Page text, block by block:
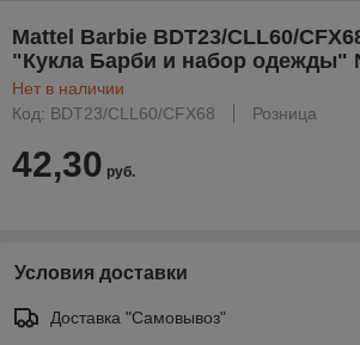
Mattel Barbie BDT23/CLL60/
"Кукла Барби и набор
Нет в наличии
Код: BDT23/CLL60/CFX68
Розница
42,30 руб.
Условия доставки
Доставка "Самовывоз"